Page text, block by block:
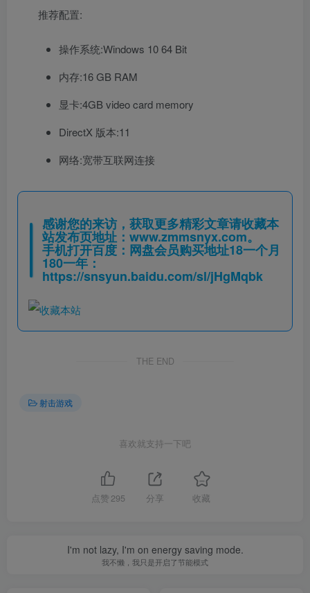
推荐配置:
操作系统:Windows 10 64 Bit
内存:16 GB RAM
显卡:4GB video card memory
DirectX 版本:11
网络:宽带互联网连接
感谢您的来访，获取更多精彩文章请收藏本
站发布页地址： www.zmmsnyx.com。
手机打开百度：网盘会员购买地址18一个月
180一年：
https://snsyun.baidu.com/sl/jHgMqbk
THE END
射击游戏
喜欢就支持一下吧
点赞 295 分享 收藏
I'm not lazy, I'm on energy saving mode.
我不懒，我只是开启了节能模式